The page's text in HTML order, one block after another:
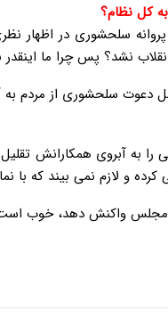
کل نظام؟
سلحشوری در اظهار
نشد؟ پس چرا ما
دعوت سلحشوری از مردم
به آبروی همکارانش تقلیل
و لازم نمی بیند که با
واکنش دهد، خوب